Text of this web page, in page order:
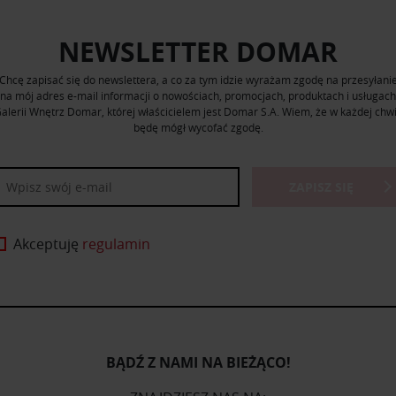
NEWSLETTER DOMAR
zapisać się do newslettera, a co za tym idzie wyrażam zgodę na
na mój adres e-mail informacji o nowościach, promocjach, produktach i usługach
Wnętrz Domar, której właścicielem jest Domar S.A. Wiem, że w każdej
będę mógł wycofać zgodę.
Akceptuję regulamin
BĄDŹ Z NAMI NA BIEŻĄCO!